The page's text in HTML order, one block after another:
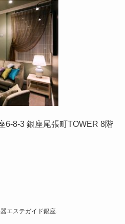
6-8-3 銀座尾張町TOWER 8階
エステガイド銀座.